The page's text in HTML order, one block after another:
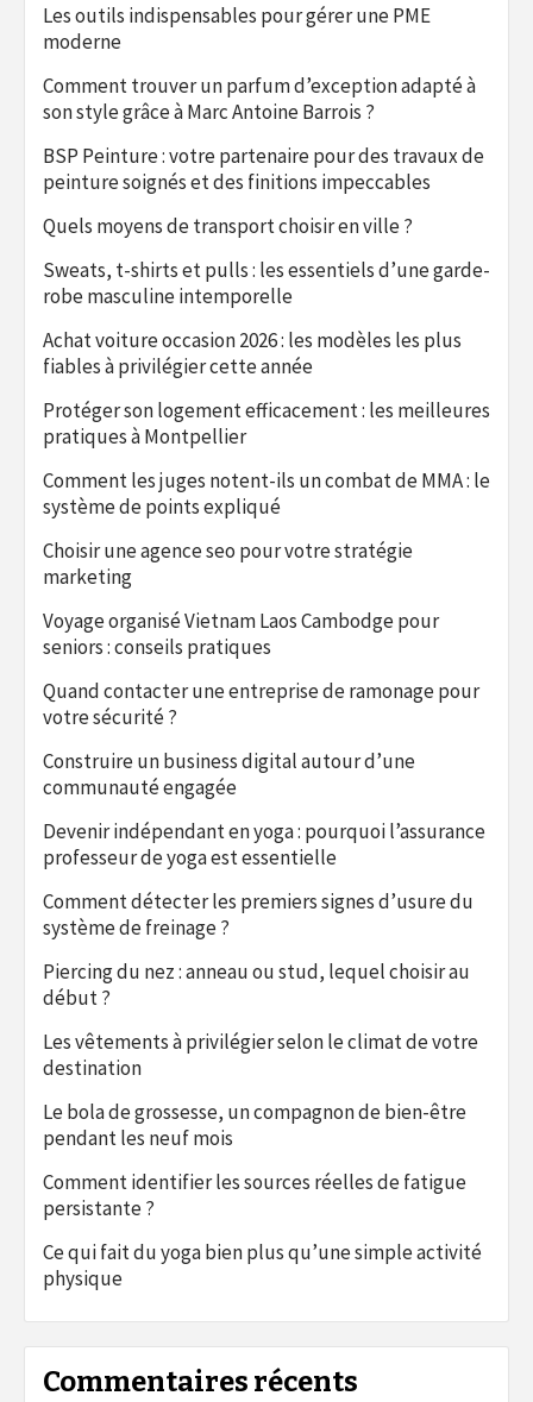
Les outils indispensables pour gérer une PME
moderne
Comment trouver un parfum d’exception adapté à
son style grâce à Marc Antoine Barrois ?
BSP Peinture : votre partenaire pour des travaux de
peinture soignés et des finitions impeccables
Quels moyens de transport choisir en ville ?
Sweats, t-shirts et pulls : les essentiels d’une garde-
robe masculine intemporelle
Achat voiture occasion 2026 : les modèles les plus
fiables à privilégier cette année
Protéger son logement efficacement : les meilleures
pratiques à Montpellier
Comment les juges notent-ils un combat de MMA : le
système de points expliqué
Choisir une agence seo pour votre stratégie
marketing
Voyage organisé Vietnam Laos Cambodge pour
seniors : conseils pratiques
Quand contacter une entreprise de ramonage pour
votre sécurité ?
Construire un business digital autour d’une
communauté engagée
Devenir indépendant en yoga : pourquoi l’assurance
professeur de yoga est essentielle
Comment détecter les premiers signes d’usure du
système de freinage ?
Piercing du nez : anneau ou stud, lequel choisir au
début ?
Les vêtements à privilégier selon le climat de votre
destination
Le bola de grossesse, un compagnon de bien-être
pendant les neuf mois
Comment identifier les sources réelles de fatigue
persistante ?
Ce qui fait du yoga bien plus qu’une simple activité
physique
Commentaires récents